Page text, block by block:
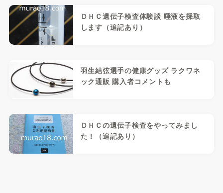
ＤＨＣ遺伝子検査体験談 唾液を採取
します（追記あり）
羽生結弦選手の健康グッズ ラクワネ
ック通販 購入者コメントも
ＤＨＣの遺伝子検査をやってみまし
た！（追記あり）